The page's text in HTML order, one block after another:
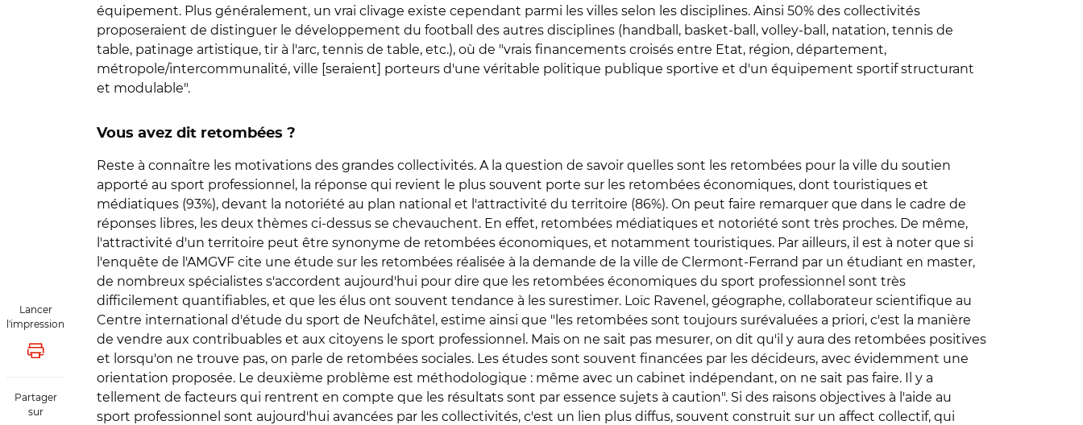
Lancer
l'impression
Lancer l'impression
Partager
sur
équipement. Plus généralement, un vrai clivage existe cependant parmi les villes selon les disciplines. Ainsi 50% des collectivités
proposeraient de distinguer le développement du football des autres disciplines (handball, basket-ball, volley-ball, natation, tennis de
table, patinage artistique, tir à l'arc, tennis de table, etc.), où de "vrais financements croisés entre Etat, région, département,
métropole/intercommunalité, ville [seraient] porteurs d'une véritable politique publique sportive et d'un équipement sportif structurant
et modulable".
Vous avez dit retombées ?
Reste à connaître les motivations des grandes collectivités. A la question de savoir quelles sont les retombées pour la ville du soutien
apporté au sport professionnel, la réponse qui revient le plus souvent porte sur les retombées économiques, dont touristiques et
médiatiques (93%), devant la notoriété au plan national et l'attractivité du territoire (86%). On peut faire remarquer que dans le cadre de
réponses libres, les deux thèmes ci-dessus se chevauchent. En effet, retombées médiatiques et notoriété sont très proches. De même,
l'attractivité d'un territoire peut être synonyme de retombées économiques, et notamment touristiques. Par ailleurs, il est à noter que si
l'enquête de l'AMGVF cite une étude sur les retombées réalisée à la demande de la ville de Clermont-Ferrand par un étudiant en master,
de nombreux spécialistes s'accordent aujourd'hui pour dire que les retombées économiques du sport professionnel sont très
difficilement quantifiables, et que les élus ont souvent tendance à les surestimer. Loïc Ravenel, géographe, collaborateur scientifique au
Centre international d'étude du sport de Neufchâtel, estime ainsi que "les retombées sont toujours surévaluées a priori, c'est la manière
de vendre aux contribuables et aux citoyens le sport professionnel. Mais on ne sait pas mesurer, on dit qu'il y aura des retombées positives
et lorsqu'on ne trouve pas, on parle de retombées sociales. Les études sont souvent financées par les décideurs, avec évidemment une
orientation proposée. Le deuxième problème est méthodologique : même avec un cabinet indépendant, on ne sait pas faire. Il y a
tellement de facteurs qui rentrent en compte que les résultats sont par essence sujets à caution". Si des raisons objectives à l'aide au
sport professionnel sont aujourd'hui avancées par les collectivités, c'est un lien plus diffus, souvent construit sur un affect collectif, qui